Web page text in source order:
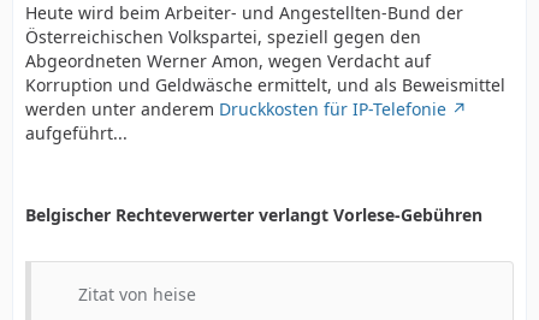
Heute wird beim Arbeiter- und Angestellten-Bund der
Österreichischen Volkspartei, speziell gegen den
Abgeordneten Werner Amon, wegen Verdacht auf
Korruption und Geldwäsche ermittelt, und als Beweismittel
werden unter anderem Druckkosten für IP-Telefonie
aufgeführt...
Belgischer Rechteverwerter verlangt Vorlese-Gebühren
Zitat von heise